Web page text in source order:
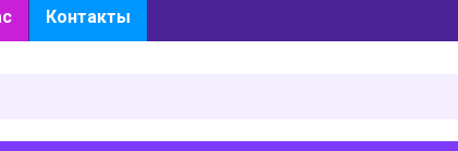
Контакты